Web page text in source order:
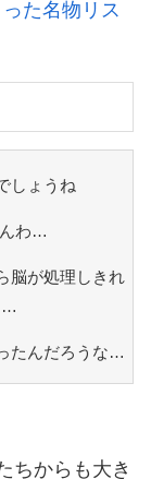
た名物リス
しょうね
わ…
脳が処理しきれ
…
たんだろうな…
ちからも大き